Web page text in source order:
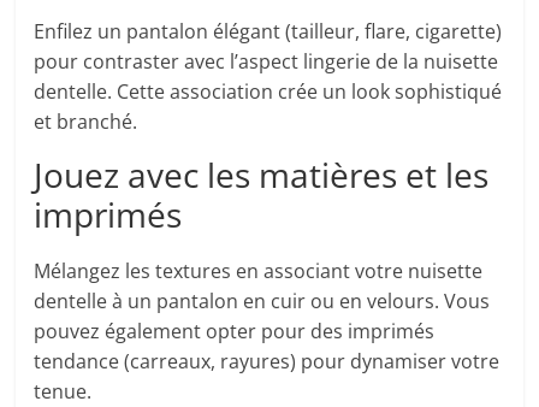
Enfilez un pantalon élégant (tailleur, flare, cigarette)
pour contraster avec l’aspect lingerie de la nuisette
dentelle. Cette association crée un look sophistiqué
et branché.
Jouez avec les matières et les
imprimés
Mélangez les textures en associant votre nuisette
dentelle à un pantalon en cuir ou en velours. Vous
pouvez également opter pour des imprimés
tendance (carreaux, rayures) pour dynamiser votre
tenue.